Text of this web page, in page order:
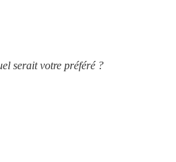
serait votre préféré ?